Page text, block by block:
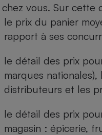
chez vous. Sur cette
le prix du panier
rapport à ses
le détail des prix
marques
distributeurs et les
le détail des prix
magasin : épicerie,